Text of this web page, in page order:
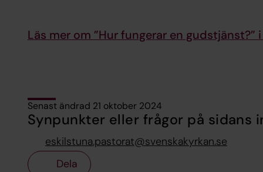
Läs mer om ”Hur fungerar en gudstjänst?”
Senast ändrad 21 oktober 2024
Synpunkter eller frågor på sidans
eskilstuna.pastorat@svenskakyrkan.se
Dela